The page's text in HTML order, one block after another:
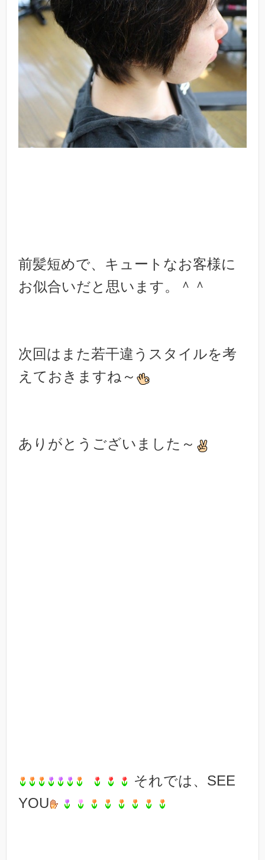
前髪短めで、キュートなお客様に
お似合いだと思います。＾＾
次回はまた若干違うスタイルを考
えておきますね～
ありがとうございました～
それでは、SEE
YOU